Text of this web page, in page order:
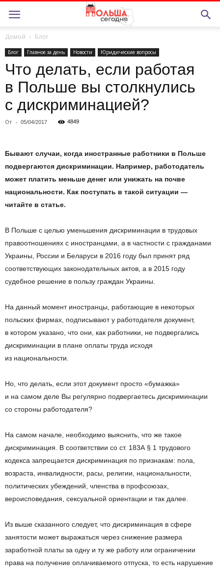
Домой Блог
Блог Главное за день Новости Юридические вопросы
Что делать, если работая
в Польше вы столкнулись
с дискриминацией?
От - 05/04/2017 4849
Бывают случаи, когда иностранные работники в Польше
подвергаются дискриминации. Например, работодатель
может платить меньше денег или унижать на почве
национальности. Как поступать в такой ситуации —
читайте в статье.
В Польше с целью уменьшения дискриминации в трудовых
правоотношениях с иностранцами, а в частности с гражданами
Украины, России и Беларуси в 2016 году был принят ряд
соответствующих законодательных актов, а в 2015 году
судебное решение в пользу граждан Украины.
На данный момент иностранцы, работающие в некоторых
польских фирмах, подписывают у работодателя документ,
в котором указано, что они, как работники, не подвергались
дискриминации в плане оплаты труда исходя
из национальности.
Но, что делать, если этот документ просто «бумажка»
и на самом деле Вы регулярно подвергаетесь дискриминации
со стороны работодателя?
На самом начале, необходимо выяснить, что же такое
дискриминация. В соответствии со ст. 183А § 1 трудового
кодекса запрещается дискриминация по признакам: пола,
возраста, инвалидности, расы, религии, национальности,
политических убеждений, членства в профсоюзах,
вероисповедания, сексуальной ориентации и так далее.
Из выше сказанного следует, что дискриминация в сфере
занятости может выражаться через снижение размера
заработной платы за одну и ту же работу или ограничении
права на получение оплачиваемого отпуска, то есть нарушение